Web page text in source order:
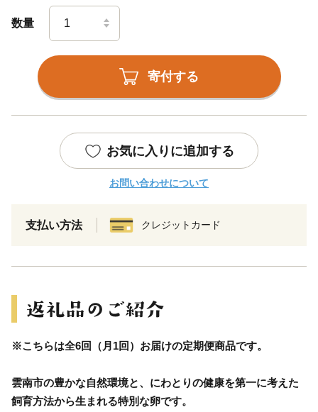
数量
寄付する
お気に入りに追加する
お問い合わせについて
支払い方法 クレジットカード
※こちらは全6回（月1回）お届けの定期便商品です。
雲南市の豊かな自然環境と、にわとりの健康を第一に考えた
飼育方法から生まれる特別な卵です。